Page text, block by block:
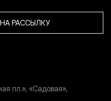
РАССЫЛКУ
пл.», «Садовая»,